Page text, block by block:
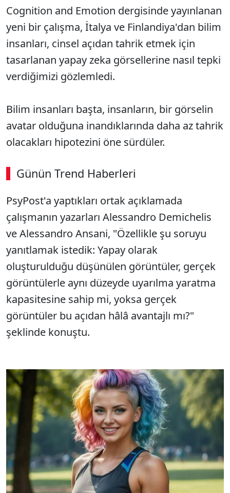
Cognition and Emotion dergisinde yayınlanan
yeni bir çalışma, İtalya ve Finlandiya'dan bilim
insanları, cinsel açıdan tahrik etmek için
tasarlanan yapay zeka görsellerine nasıl tepki
verdiğimizi gözlemledi.
Bilim insanları başta, insanların, bir görselin
avatar olduğuna inandıklarında daha az tahrik
olacakları hipotezini öne sürdüler.
Günün Trend Haberleri
SÖZCÜ SON DAKİKA
PsyPost'a yaptıkları ortak açıklamada
çalışmanın yazarları Alessandro Demichelis
ve Alessandro Ansani, "Özellikle şu soruyu
yanıtlamak istedik: Yapay olarak
oluşturulduğu düşünülen görüntüler, gerçek
görüntülerle aynı düzeyde uyarılma yaratma
kapasitesine sahip mi, yoksa gerçek
görüntüler bu açıdan hâlâ avantajlı mı?"
şeklinde konuştu.